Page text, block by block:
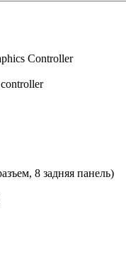
Controller
8 задняя панель)